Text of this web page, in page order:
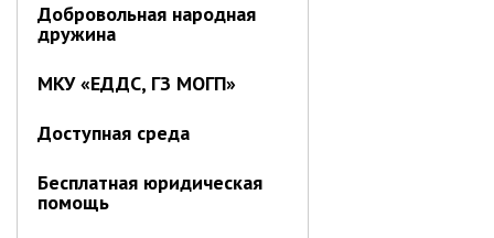
Добровольная народная
дружина
МКУ «ЕДДС, ГЗ МОГП»
Доступная среда
Бесплатная юридическая
помощь